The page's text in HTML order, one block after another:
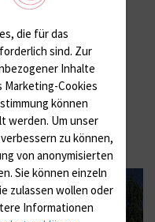
die für das
sind. Zur
Inhalte
Marketing-Cookies
können
werden. Um unser
zu können,
von anonymisierten
Sie können einzeln
zulassen wollen oder
Informationen